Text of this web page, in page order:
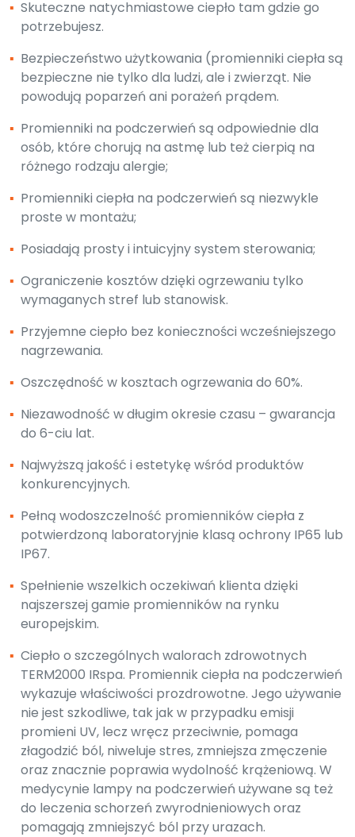
▪ Skuteczne natychmiastowe ciepło tam gdzie go
potrzebujesz.
▪ Bezpieczeństwo użytkowania (promienniki ciepła są
bezpieczne nie tylko dla ludzi, ale i zwierząt. Nie
powodują poparzeń ani porażeń prądem.
▪ Promienniki na podczerwień są odpowiednie dla
osób, które chorują na astmę lub też cierpią na
różnego rodzaju alergie;
▪ Promienniki ciepła na podczerwień są niezwykle
proste w montażu;
▪ Posiadają prosty i intuicyjny system sterowania;
▪ Ograniczenie kosztów dzięki ogrzewaniu tylko
wymaganych stref lub stanowisk.
▪ Przyjemne ciepło bez konieczności wcześniejszego
nagrzewania.
▪ Oszczędność w kosztach ogrzewania do 60%.
▪ Niezawodność w długim okresie czasu – gwarancja
do 6-ciu lat.
▪ Najwyższą jakość i estetykę wśród produktów
konkurencyjnych.
▪ Pełną wodoszczelność promienników ciepła z
potwierdzoną laboratoryjnie klasą ochrony IP65 lub
IP67.
▪ Spełnienie wszelkich oczekiwań klienta dzięki
najszerszej gamie promienników na rynku
europejskim.
▪ Ciepło o szczególnych walorach zdrowotnych
TERM2000 IRspa. Promiennik ciepła na podczerwień
wykazuje właściwości prozdrowotne. Jego używanie
nie jest szkodliwe, tak jak w przypadku emisji
promieni UV, lecz wręcz przeciwnie, pomaga
złagodzić ból, niweluje stres, zmniejsza zmęczenie
oraz znacznie poprawia wydolność krążeniową. W
medycynie lampy na podczerwień używane są też
do leczenia schorzeń zwyrodnieniowych oraz
pomagają zmniejszyć ból przy urazach.